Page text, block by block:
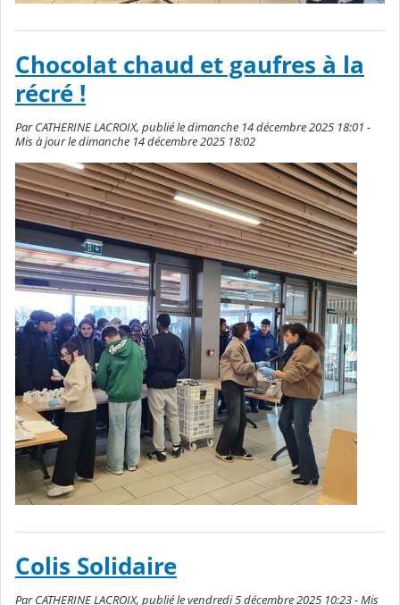
Chocolat chaud et gaufres à la
récré !
Par CATHERINE LACROIX, publié le dimanche 14 décembre 2025 18:01 -
Mis à jour le dimanche 14 décembre 2025 18:02
Colis Solidaire
Par CATHERINE LACROIX, publié le vendredi 5 décembre 2025 10:23 - Mis